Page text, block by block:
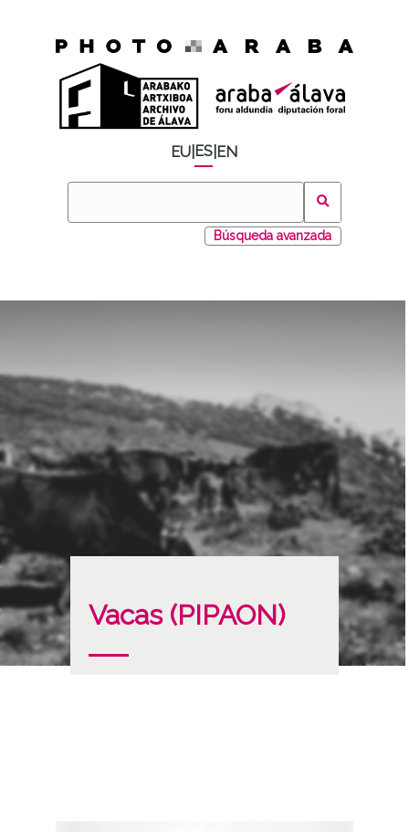
EU ES EN
Búsqueda avanzada
Vacas (PIPAON)